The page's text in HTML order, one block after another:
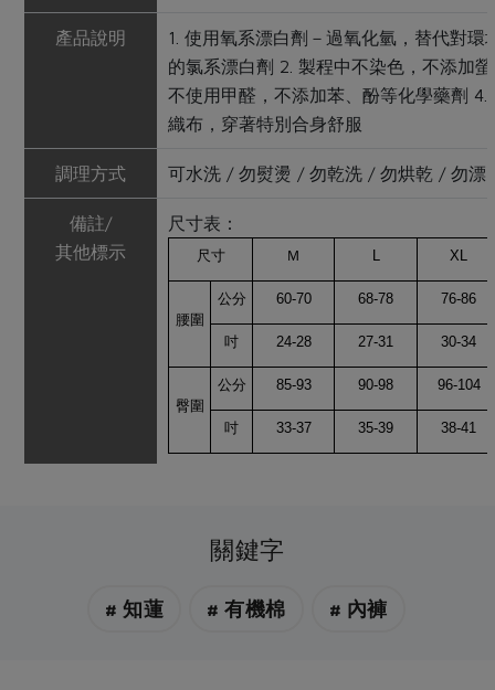
產品說明
1. 使用氧系漂白劑－過氧化氫，替代對環
的氯系漂白劑 2. 製程中不染色，不添加
不使用甲醛，不添加苯、酚等化學藥劑 4.
織布，穿著特別合身舒服
調理方式 可水洗 / 勿熨燙 / 勿乾洗 / 勿烘乾 / 勿漂
備註/
其他標示
尺寸表：
尺寸 Ｍ L XL
腰圍
公分 60-70 68-78 76-86
吋 24-28 27-31 30-34
臀圍
公分 85-93 90-98 96-104
吋 33-37 35-39 38-41
關鍵字
# 知蓮 # 有機棉 # 內褲